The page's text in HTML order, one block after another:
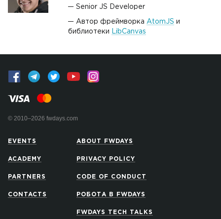
Senior JS Developer
Автор фреймворка AtomJS и
библиотеки
LibCanvas
© 2010–2026 fwdays.com
EVENTS
ACADEMY
PARTNERS
CONTACTS
ABOUT FWDAYS
PRIVACY POLICY
CODE OF CONDUCT
РОБОТА В FWDAYS
FWDAYS TECH TALKS